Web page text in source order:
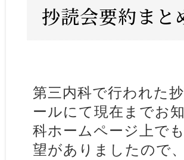
抄読会要約まと
第三内科で行われた
ールにて現在までお
科ホームページ上で
望がありましたので